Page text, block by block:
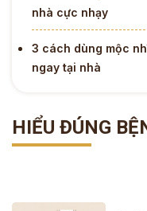
nhà cực nhạy
3 cách dùng mộc
ngay tại nhà
HIỂU ĐÚNG